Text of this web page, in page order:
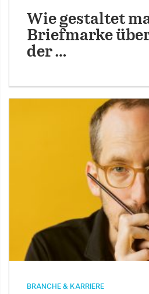
Wie gestaltet
Briefmarke
der …
BRANCHE & KARRIERE